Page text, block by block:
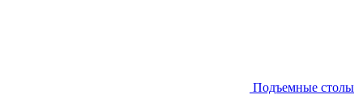
Подъемные столы